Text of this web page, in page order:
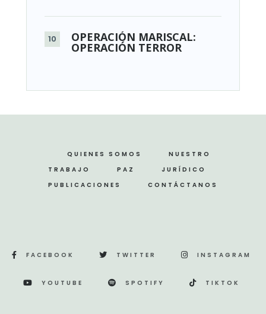
OPERACIÓN MARISCAL:
OPERACIÓN TERROR
QUIENES SOMOS
NUESTRO
TRABAJO
PAZ
JURÍDICO
PUBLICACIONES
CONTÁCTANOS
FACEBOOK TWITTER INSTAGRAM
YOUTUBE SPOTIFY TIKTOK